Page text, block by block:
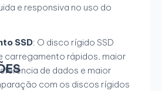
e responsiva no uso do
SSD: O disco rígido SSD
carregamento rápidos, maior
de dados e maior
com os discos rígidos